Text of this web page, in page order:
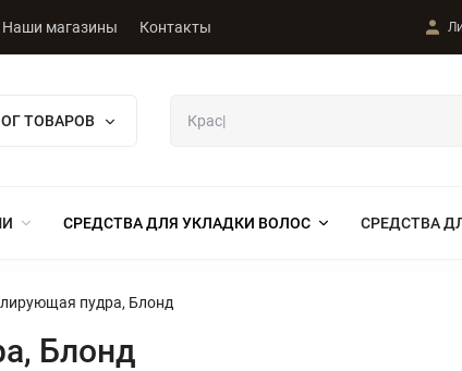
Наши магазины Контакты
ТОВАРОВ
СРЕДСТВА ДЛЯ УКЛАДКИ ВОЛОС СРЕДСТВА
пудра, Блонд
Блонд